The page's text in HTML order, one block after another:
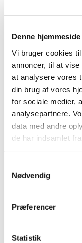
Denne
Vi bruger cookies
annoncer, til at
at analysere vores
din brug af vores
for sociale medier,
analysepartnere.
data med andre
de har indsamlet
Nødvendig
Præferencer
Statistik
Ønsker du dåb
henvendelse til